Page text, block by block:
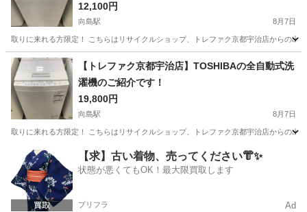
12,100円
向島駅 8月7日
取りに来れる方限定！ こちらはリサイクルショップ、トレファク京都宇治店からの出
京都 京都市 向島駅 生活家電 YAMADA
【トレファク京都宇治店】TOSHIBAの全自動式洗
濯機のご紹介です！
19,800円
向島駅 8月7日
取りに来れる方限定！ こちらはリサイクルショップ、トレファク京都宇治店からの
京都 京都市 向島駅 生活家電 トレファク
【求】古い着物、売ってください👘✨
状態が悪くてもOK！最大限買取します
プリフラ Ad